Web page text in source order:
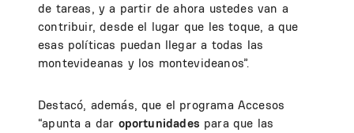
de tareas, y a partir de ahora ustedes van a
contribuir, desde el lugar que les toque, a que
esas políticas puedan llegar a todas las
montevideanas y los montevideanos”.
Destacó, además, que el programa Accesos
“apunta a dar oportunidades para que las